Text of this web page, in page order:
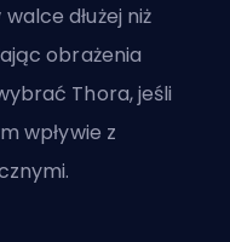
dłużej niż
obrażenia
Thora, jeśli
wpływie z